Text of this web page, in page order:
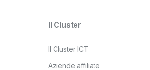
Il Cluster
Il Cluster ICT
Aziende affiliate